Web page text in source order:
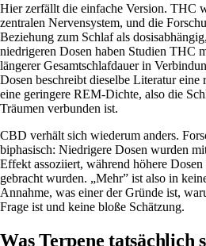
Hier zerfällt die einfache Version. THC
zentralen Nervensystem, und die
Beziehung zum Schlaf als
niedrigeren Dosen haben Studien THC
längerer Gesamtschlafdauer in
Dosen beschreibt dieselbe Literatur eine
eine geringere REM-Dichte, also die
Träumen verbunden ist.
CBD verhält sich wiederum anders.
biphasisch: Niedrigere Dosen wurden
Effekt assoziiert, während höhere
gebracht wurden. „Mehr” ist also in
Annahme, was einer der Gründe ist,
Frage ist und keine bloße Schätzung.
Was Terpene tatsächlich